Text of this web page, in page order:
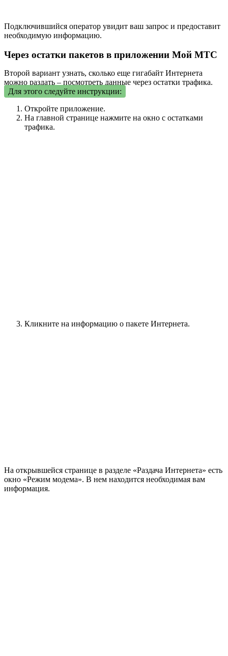
Подключившийся оператор увидит ваш запрос и предоставит
необходимую информацию.
Через остатки пакетов в приложении Мой МТС
Второй вариант узнать, сколько еще гигабайт Интернета
можно раздать – посмотреть данные через остатки трафика.
Для этого следуйте инструкции:
Откройте приложение.
На главной странице нажмите на окно с остатками
трафика.
Кликните на информацию о пакете Интернета.
На открывшейся странице в разделе «Раздача Интернета» есть
окно «Режим модема». В нем находится необходимая вам
информация.